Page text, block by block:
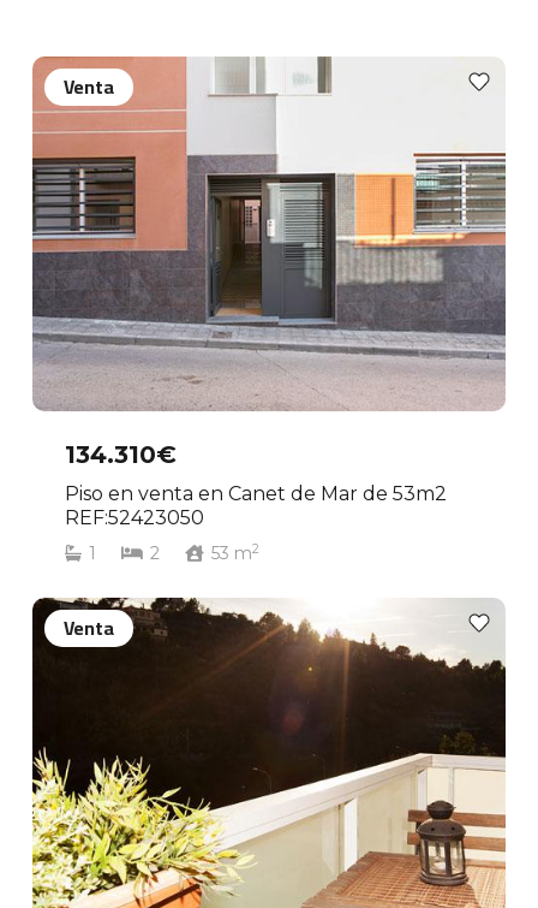
134.310€
Piso en venta en Canet de Mar de 53m2
REF:52423050
1 2 53 m2
Venta
Venta